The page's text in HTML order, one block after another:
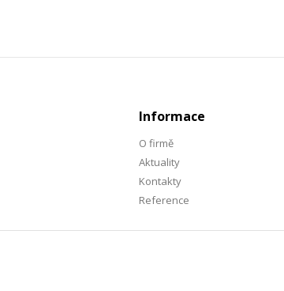
Informace
O firmě
Aktuality
Kontakty
Reference